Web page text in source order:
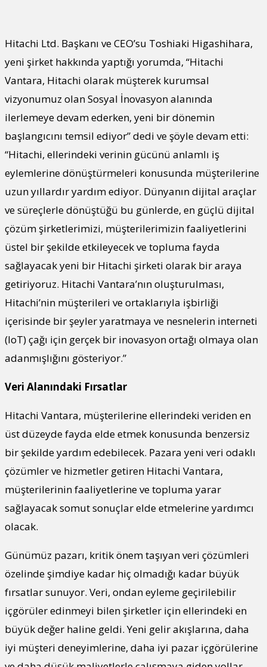
Hitachi Ltd. Başkanı ve CEO’su Toshiaki Higashihara,
yeni şirket hakkında yaptığı yorumda, “Hitachi
Vantara, Hitachi olarak müşterek kurumsal
vizyonumuz olan Sosyal İnovasyon alanında
ilerlemeye devam ederken, yeni bir dönemin
başlangıcını temsil ediyor” dedi ve şöyle devam etti:
“Hitachi, ellerindeki verinin gücünü anlamlı iş
eylemlerine dönüştürmeleri konusunda müşterilerine
uzun yıllardır yardım ediyor. Dünyanın dijital araçlar
ve süreçlerle dönüştüğü bu günlerde, en güçlü dijital
çözüm şirketlerimizi, müşterilerimizin faaliyetlerini
üstel bir şekilde etkileyecek ve topluma fayda
sağlayacak yeni bir Hitachi şirketi olarak bir araya
getiriyoruz. Hitachi Vantara’nın oluşturulması,
Hitachi’nin müşterileri ve ortaklarıyla işbirliği
içerisinde bir şeyler yaratmaya ve nesnelerin interneti
(IoT) çağı için gerçek bir inovasyon ortağı olmaya olan
adanmışlığını gösteriyor.”
Veri Alanındaki Fırsatlar
Hitachi Vantara, müşterilerine ellerindeki veriden en
üst düzeyde fayda elde etmek konusunda benzersiz
bir şekilde yardım edebilecek. Pazara yeni veri odaklı
çözümler ve hizmetler getiren Hitachi Vantara,
müşterilerinin faaliyetlerine ve topluma yarar
sağlayacak somut sonuçlar elde etmelerine yardımcı
olacak.
Günümüz pazarı, kritik önem taşıyan veri çözümleri
özelinde şimdiye kadar hiç olmadığı kadar büyük
fırsatlar sunuyor. Veri, ondan eyleme geçirilebilir
içgörüler edinmeyi bilen şirketler için ellerindeki en
büyük değer haline geldi. Yeni gelir akışlarına, daha
iyi müşteri deneyimlerine, daha iyi pazar içgörülerine